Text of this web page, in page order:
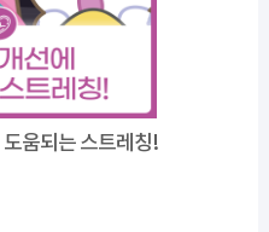
움되는 스트레칭!